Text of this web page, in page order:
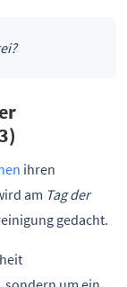
ihren
am Tag der
gedacht.